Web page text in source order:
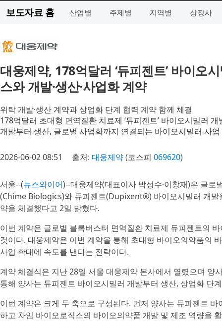
보도자료 홈 산업별 주제별 지역별 상장사
대웅제약, 178억달러 ‘듀피젠트’ 바이오
스와 개발·생산·사업화 계약
위탁 개발·생산 계약과 상업화 단계 협력 계약 함께 체결
178억달러 초대형 면역질환 치료제 ‘듀피젠트’ 바이오시밀러 개
개발부터 생산, 글로벌 사업화까지 연결되는 바이오시밀러 사
2026-06-02 08:51 출처: 대웅제약(코스피 069620)
서울--(뉴스와이어)--대웅제약(대표이사 박성수·이창재)은 글
(Chime Biologics)와 듀피젠트(Dupixent®) 바이오시밀러 개발
약을 체결했다고 2일 밝혔다.
이번 계약은 글로벌 블록버스터 면역질환 치료제 듀피젠트의
것이다. 대웅제약은 이번 계약을 통해 초대형 바이오의약품의
사업 확대에 속도를 낸다는 전략이다.
계약 체결식은 지난 28일 서울 대웅제약 본사에서 열렸으며 양
통해 양사는 듀피젠트 바이오시밀러 개발부터 생산, 상업화 단
이번 계약은 크게 두 축으로 구성된다. 먼저 양사는 듀피젠트
하고 차임 바이오로직스의 바이오의약품 개발 및 제조 역량을